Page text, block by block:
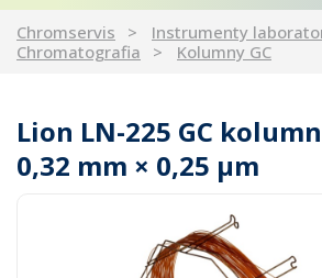
Chromservis
Instrumenty
Chromatografia
Kolumny GC
Lion LN-225 GC
0,32 mm × 0,25 µm